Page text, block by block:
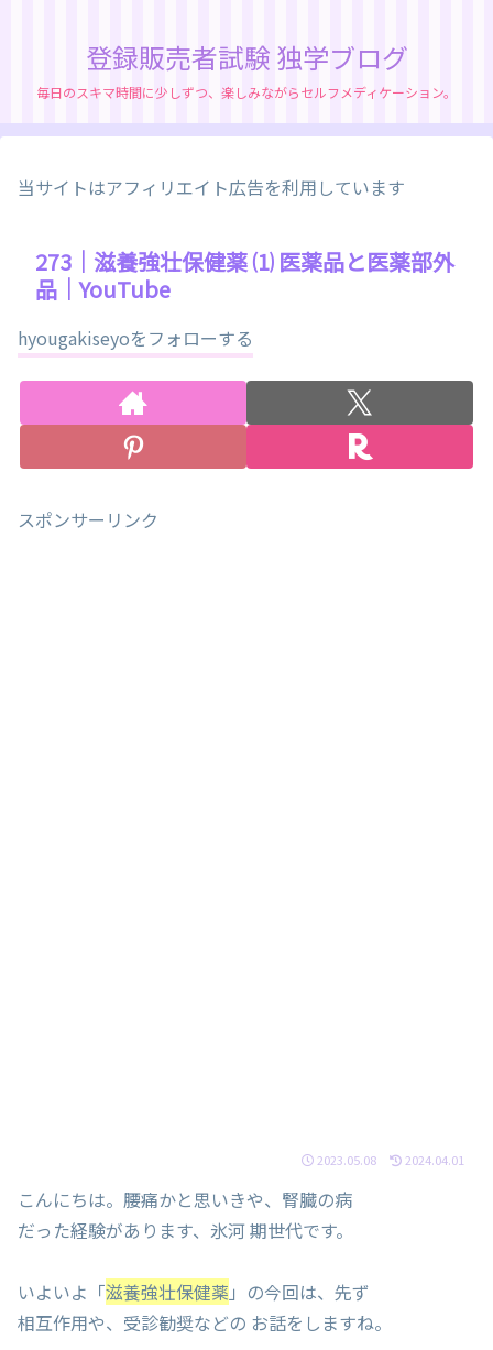
登録販売者試験 独学ブログ
毎日のスキマ時間に少しずつ、楽しみながらセルフメディケーション。
当サイトはアフィリエイト広告を利用しています
273｜滋養強壮保健薬 ⑴ 医薬品と医薬部外
品｜YouTube
hyougakiseyoをフォローする
スポンサーリンク
2023.05.08 2024.04.01
こんにちは。腰痛かと思いきや、腎臓の病
だった経験があります、氷河 期世代です。
いよいよ「滋養強壮保健薬 」の今回は、先ず
相互作用や、受診勧奨などの お話をしますね。